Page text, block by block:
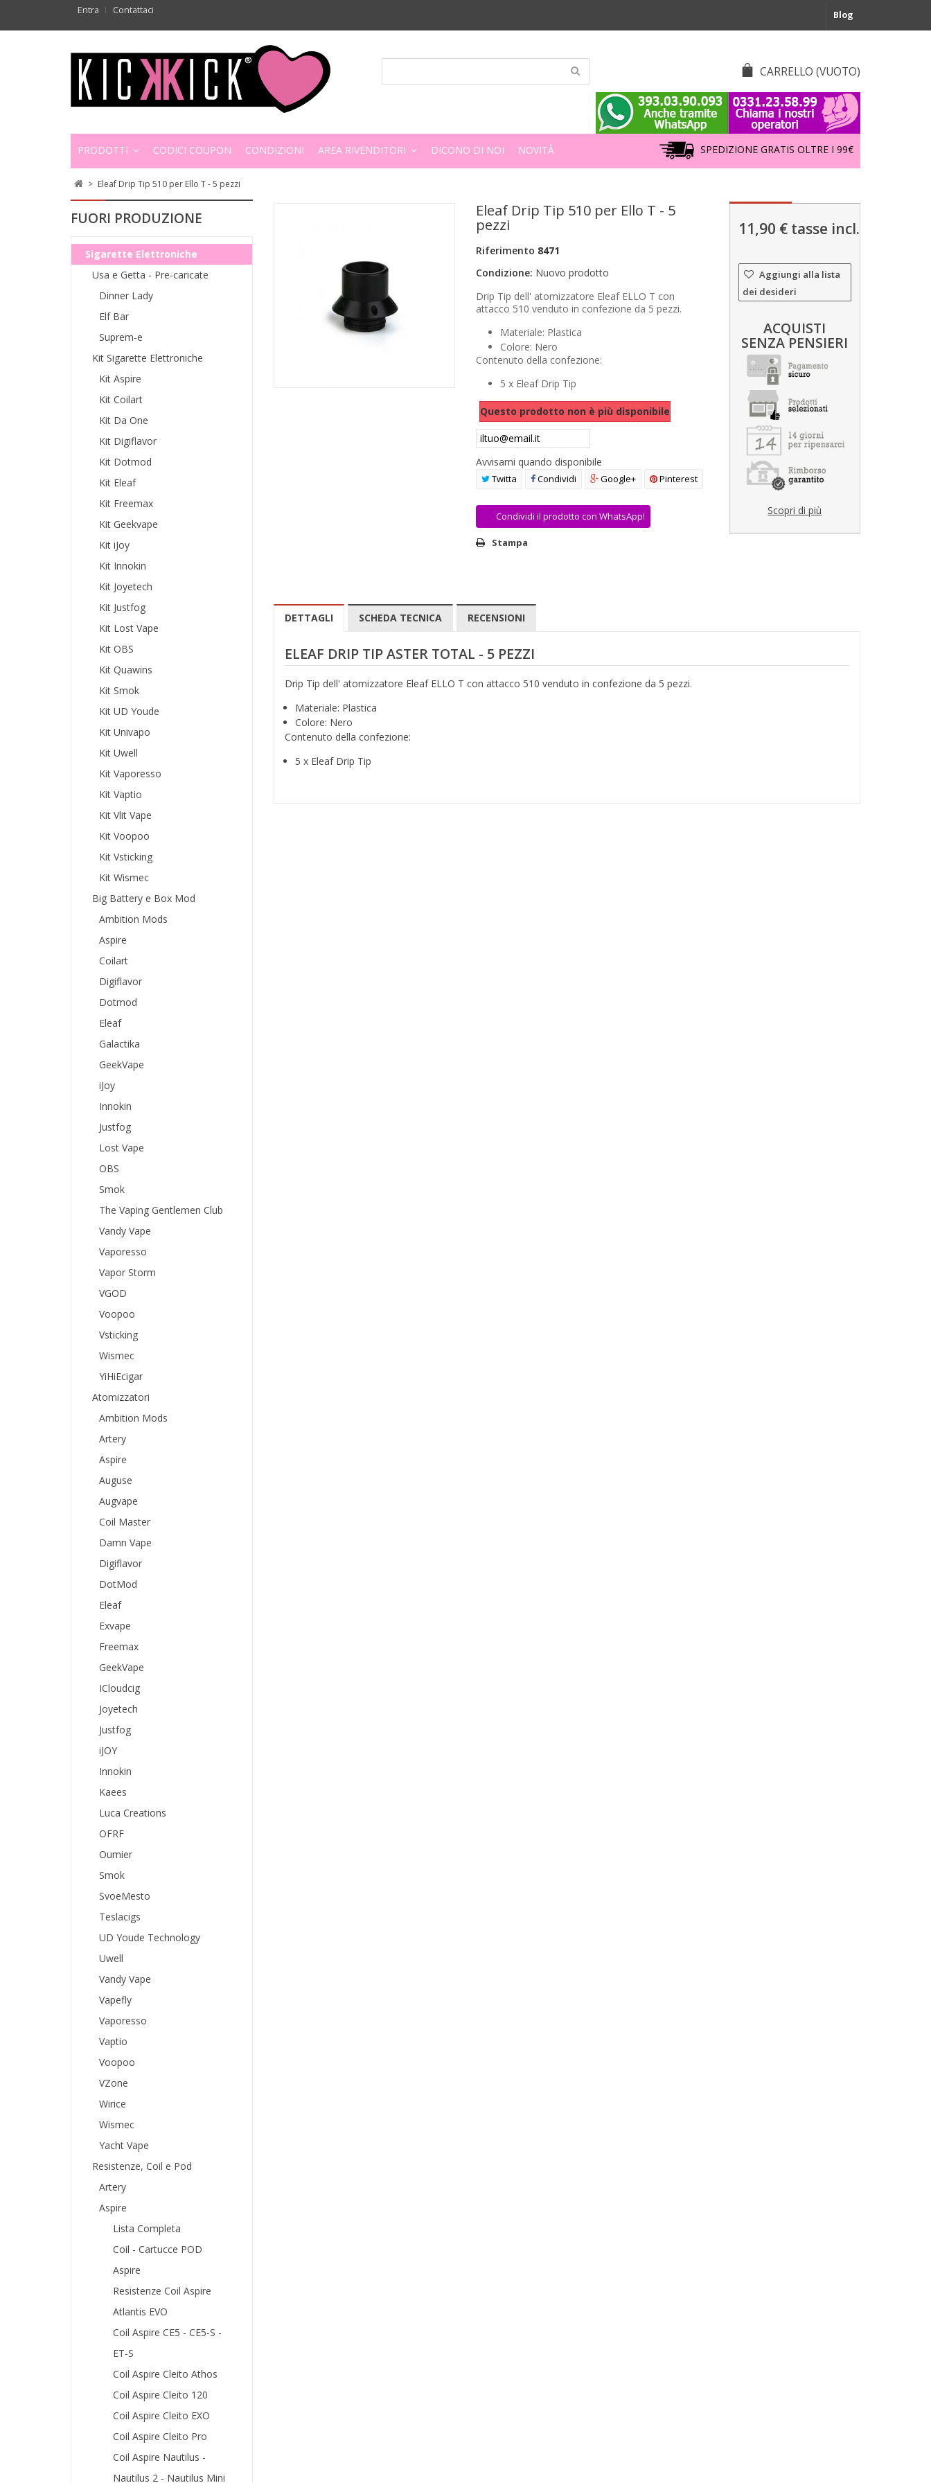
Entra Contattaci Blog
CARRELLO (VUOTO)
PRODOTTI CODICI COUPON CONDIZIONI AREA RIVENDITORI DICONO DI NOI NOVITÀ SPEDIZIONE GRATIS OLTRE I 99€
> Eleaf Drip Tip 510 per Ello T - 5 pezzi
FUORI PRODUZIONE
Sigarette Elettroniche
Usa e Getta - Pre-caricate
Dinner Lady
Elf Bar
Suprem-e
Kit Sigarette Elettroniche
Kit Aspire
Kit Coilart
Kit Da One
Kit Digiflavor
Kit Dotmod
Kit Eleaf
Kit Freemax
Kit Geekvape
Kit iJoy
Kit Innokin
Kit Joyetech
Kit Justfog
Kit Lost Vape
Kit OBS
Kit Quawins
Kit Smok
Kit UD Youde
Kit Univapo
Kit Uwell
Kit Vaporesso
Kit Vaptio
Kit Vlit Vape
Kit Voopoo
Kit Vsticking
Kit Wismec
Big Battery e Box Mod
Ambition Mods
Aspire
Coilart
Digiflavor
Dotmod
Eleaf
Galactika
GeekVape
iJoy
Innokin
Justfog
Lost Vape
OBS
Smok
The Vaping Gentlemen Club
Vandy Vape
Vaporesso
Vapor Storm
VGOD
Voopoo
Vsticking
Wismec
YiHiEcigar
Atomizzatori
Ambition Mods
Artery
Aspire
Auguse
Augvape
Coil Master
Damn Vape
Digiflavor
DotMod
Eleaf
Exvape
Freemax
GeekVape
ICloudcig
Joyetech
Justfog
iJOY
Innokin
Kaees
Luca Creations
OFRF
Oumier
Smok
SvoeMesto
Teslacigs
UD Youde Technology
Uwell
Vandy Vape
Vapefly
Vaporesso
Vaptio
Voopoo
VZone
Wirice
Wismec
Yacht Vape
Resistenze, Coil e Pod
Artery
Aspire
Lista Completa
Coil - Cartucce POD
Aspire
Resistenze Coil Aspire
Atlantis EVO
Coil Aspire CE5 - CE5-S -
ET-S
Coil Aspire Cleito Athos
Coil Aspire Cleito 120
Coil Aspire Cleito EXO
Coil Aspire Cleito Pro
Coil Aspire Nautilus -
Nautilus 2 - Nautilus Mini
Eleaf Drip Tip 510 per Ello T - 5
pezzi
Riferimento 8471
Condizione: Nuovo prodotto
Drip Tip dell' atomizzatore Eleaf ELLO T con
attacco 510 venduto in confezione da 5 pezzi.
Materiale: Plastica
Colore: Nero
Contenuto della confezione:
5 x Eleaf Drip Tip
Questo prodotto non è più disponibile
Avvisami quando disponibile
Twitta Condividi Google+ Pinterest
Condividi il prodotto con WhatsApp!
Stampa
11,90 €tasse incl.
Aggiungi alla lista
dei desideri
ACQUISTI
SENZA PENSIERI
Scopri di più
DETTAGLI SCHEDA TECNICA RECENSIONI
ELEAF DRIP TIP ASTER TOTAL - 5 PEZZI
Drip Tip dell' atomizzatore Eleaf ELLO T con attacco 510 venduto in confezione da 5 pezzi.
Materiale: Plastica
Colore: Nero
Contenuto della confezione:
5 x Eleaf Drip Tip